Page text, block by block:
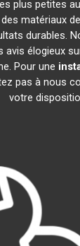
plus petites
matériaux
durables.
avis élogieux
Pour une
pas à nous
votre